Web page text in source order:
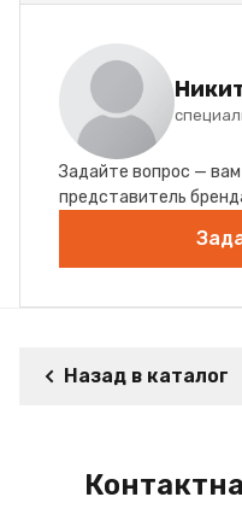
Задайте вопрос —
представитель
Назад в каталог